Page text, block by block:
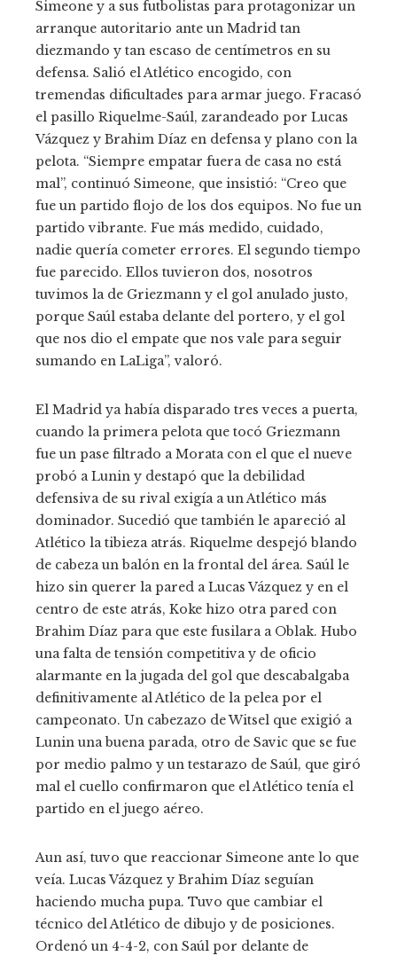
Simeone y a sus futbolistas para protagonizar un
arranque autoritario ante un Madrid tan
diezmando y tan escaso de centímetros en su
defensa. Salió el Atlético encogido, con
tremendas dificultades para armar juego. Fracasó
el pasillo Riquelme-Saúl, zarandeado por Lucas
Vázquez y Brahim Díaz en defensa y plano con la
pelota. “Siempre empatar fuera de casa no está
mal”, continuó Simeone, que insistió: “Creo que
fue un partido flojo de los dos equipos. No fue un
partido vibrante. Fue más medido, cuidado,
nadie quería cometer errores. El segundo tiempo
fue parecido. Ellos tuvieron dos, nosotros
tuvimos la de Griezmann y el gol anulado justo,
porque Saúl estaba delante del portero, y el gol
que nos dio el empate que nos vale para seguir
sumando en LaLiga”, valoró.
El Madrid ya había disparado tres veces a puerta,
cuando la primera pelota que tocó Griezmann
fue un pase filtrado a Morata con el que el nueve
probó a Lunin y destapó que la debilidad
defensiva de su rival exigía a un Atlético más
dominador. Sucedió que también le apareció al
Atlético la tibieza atrás. Riquelme despejó blando
de cabeza un balón en la frontal del área. Saúl le
hizo sin querer la pared a Lucas Vázquez y en el
centro de este atrás, Koke hizo otra pared con
Brahim Díaz para que este fusilara a Oblak. Hubo
una falta de tensión competitiva y de oficio
alarmante en la jugada del gol que descabalgaba
definitivamente al Atlético de la pelea por el
campeonato. Un cabezazo de Witsel que exigió a
Lunin una buena parada, otro de Savic que se fue
por medio palmo y un testarazo de Saúl, que giró
mal el cuello confirmaron que el Atlético tenía el
partido en el juego aéreo.
Aun así, tuvo que reaccionar Simeone ante lo que
veía. Lucas Vázquez y Brahim Díaz seguían
haciendo mucha pupa. Tuvo que cambiar el
técnico del Atlético de dibujo y de posiciones.
Ordenó un 4-4-2, con Saúl por delante de